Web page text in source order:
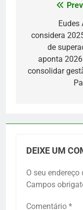
Post
Eudes
considera
de
aponta
consolidar
DEIXE UM
O seu
Campos
Comentário *